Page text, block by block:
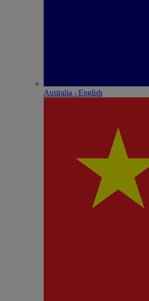
Australia - English